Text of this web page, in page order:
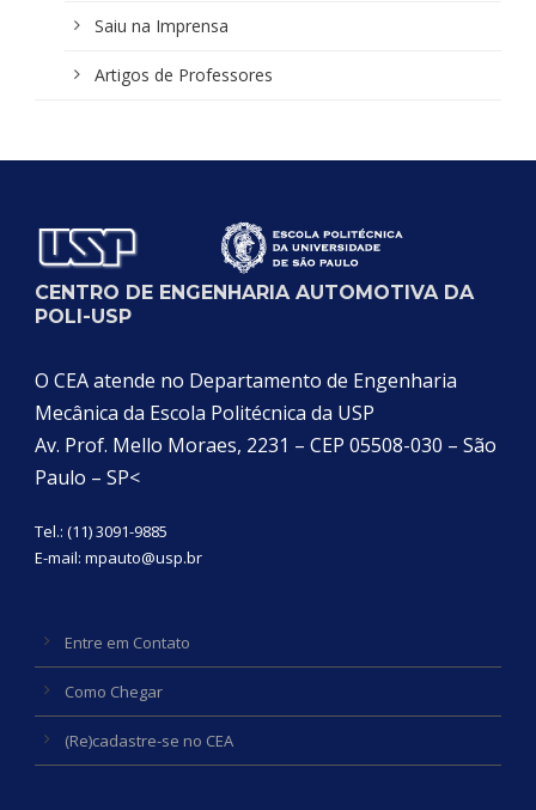
Saiu na Imprensa
Artigos de Professores
CENTRO DE ENGENHARIA AUTOMOTIVA DA
POLI-USP
O CEA atende no Departamento de Engenharia
Mecânica da Escola Politécnica da USP
Av. Prof. Mello Moraes, 2231 – CEP 05508-030 – São
Paulo – SP<
Tel.: (11) 3091-9885
E-mail: mpauto@usp.br
Entre em Contato
Como Chegar
(Re)cadastre-se no CEA